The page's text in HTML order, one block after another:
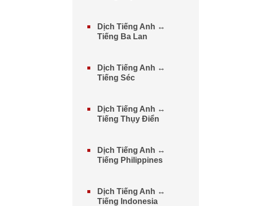
Dịch Tiếng Anh ↔
Tiếng Ba Lan
Dịch Tiếng Anh ↔
Tiếng Séc
Dịch Tiếng Anh ↔
Tiếng Thụy Điển
Dịch Tiếng Anh ↔
Tiếng Philippines
Dịch Tiếng Anh ↔
Tiếng Indonesia